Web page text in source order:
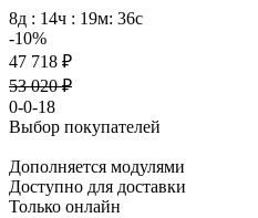
8д : 14ч : 19м: 36с
-10%
47 718 ₽
53 020 ₽
0-0-18
Выбор покупателей
Дополняется модулями
Доступно для доставки
Только онлайн